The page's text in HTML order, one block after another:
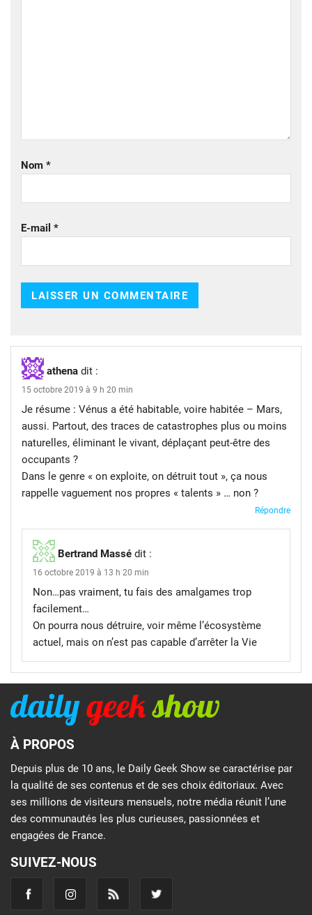
Nom *
E-mail *
athena dit :
15 octobre 2019 à 9 h 20 min
Je résume : Vénus a été habitable, voire habitée – Mars,
aussi. Partout, des traces de catastrophes plus ou moins
naturelles, éliminant le vivant, déplaçant peut-être des
occupants ?
Dans le genre « on exploite, on détruit tout », ça nous
rappelle vaguement nos propres « talents » … non ?
Répondre
Bertrand Massé dit :
16 octobre 2019 à 13 h 20 min
Non…pas vraiment, tu fais des amalgames trop
facilement…
On pourra nous détruire, voir même l’écosystème
actuel, mais on n’est pas capable d’arrêter la Vie
À PROPOS
Depuis plus de 10 ans, le Daily Geek Show se caractérise par
la qualité de ses contenus et de ses choix éditoriaux. Avec
ses millions de visiteurs mensuels, notre média réunit l’une
des communautés les plus curieuses, passionnées et
engagées de France.
SUIVEZ-NOUS